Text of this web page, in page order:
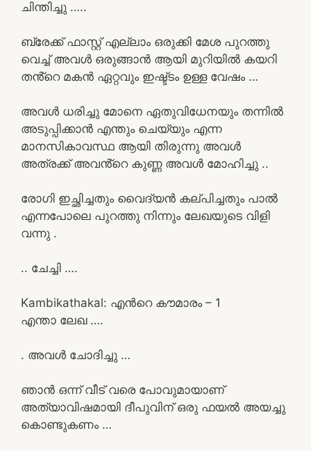
ചിന്തിച്ചു …..
ബ്രേക്ക് ഫാസ്റ്റ് എല്ലാം ഒരുക്കി മേശ പുറത്തു
വെച്ച് അവൾ ഒരുങ്ങാൻ ആയി മുറിയിൽ കയറി
തൻ്റെ മകൻ ഏറ്റവും ഇഷ്ട്ടം ഉള്ള വേഷം …
അവൾ ധരിച്ചു മോനെ ഏതുവിധേനയും തന്നിൽ
അടുപ്പിക്കാൻ എന്തും ചെയ്യും എന്ന
മാനസികാവസ്ഥ ആയി തിരുന്നു അവൾ
അത്രക്ക് അവൻ്റെ കുണ്ണ അവൾ മോഹിച്ചു ..
രോഗി ഇച്ഛിച്ചതും വൈദ്യൻ കല്പിച്ചതും പാൽ
എന്നപോലെ പുറത്തു നിന്നും ലേഖയുടെ വിളി
വന്നു .
.. ചേച്ചി ….
Kambikathakal: എന്‍റെ കൗമാരം – 1
എന്താ ലേഖ ….
. അവൾ ചോദിച്ചു …
ഞാൻ ഒന്ന് വീട് വരെ പോവുമായാണ്
അത്യാവിഷമായി ദീപുവിന് ഒരു ഫയൽ അയച്ചു
കൊണ്ടുകണം …